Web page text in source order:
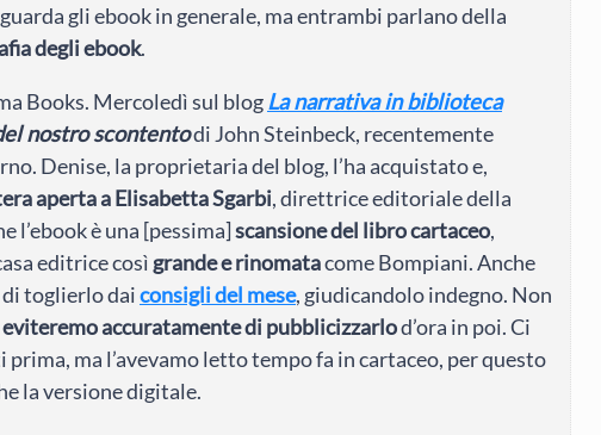
gli ebook in generale, ma entrambi parlano della
degli ebook.
Books. Mercoledì sul blogLa narrativa in biblioteca
nostro scontentodi John Steinbeck, recentemente
Denise, la proprietaria del blog, l’ha acquistato e,
aperta a Elisabetta Sgarbi, direttrice editoriale della
l’ebook è una [pessima]scansione del libro cartaceo,
editrice così grande e rinomatacome Bompiani. Anche
toglierlo daiconsigli del mese, giudicandolo indegno. Non
eviteremo accuratamente di pubblicizzarlod’ora in poi. Ci
prima, ma l’avevamo letto tempo fa in cartaceo, per questo
la versione digitale.